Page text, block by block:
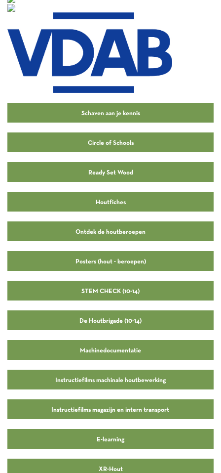
Schaven aan je kennis
Circle of Schools
Ready Set Wood
Houtfiches
Ontdek de houtberoepen
Posters (hout - beroepen)
STEM CHECK (10-14)
De Houtbrigade (10-14)
Machinedocumentatie
Instructiefilms machinale houtbewerking
Instructiefilms magazijn en intern transport
E-learning
XR-Hout